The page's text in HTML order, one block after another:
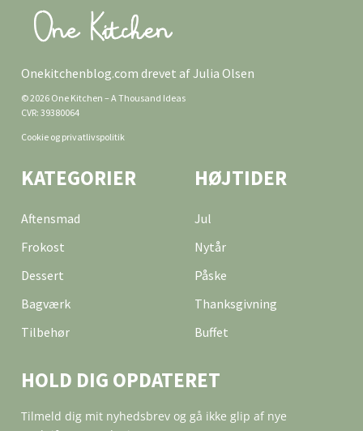
Onekitchenblog.com drevet af Julia Olsen
© 2026 One Kitchen – A Thousand Ideas
CVR: 39380064
Cookie og privatlivspolitik
KATEGORIER
Aftensmad
Frokost
Dessert
Bagværk
Tilbehør
HØJTIDER
Jul
Nytår
Påske
Thanksgivning
Buffet
HOLD DIG OPDATERET
Tilmeld dig mit nyhedsbrev og gå ikke glip af nye